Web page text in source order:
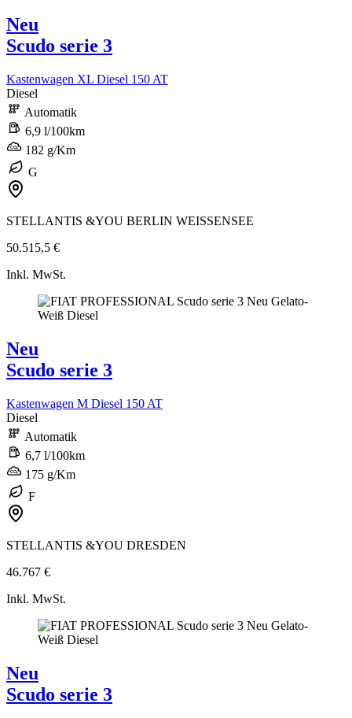
Neu
Scudo serie 3
Kastenwagen XL Diesel 150 AT
Diesel
Automatik
6,9 l/100km
182 g/Km
G
STELLANTIS &YOU BERLIN WEISSENSEE
50.515,5 €
Inkl. MwSt.
Neu
Scudo serie 3
Kastenwagen M Diesel 150 AT
Diesel
Automatik
6,7 l/100km
175 g/Km
F
STELLANTIS &YOU DRESDEN
46.767 €
Inkl. MwSt.
Neu
Scudo serie 3